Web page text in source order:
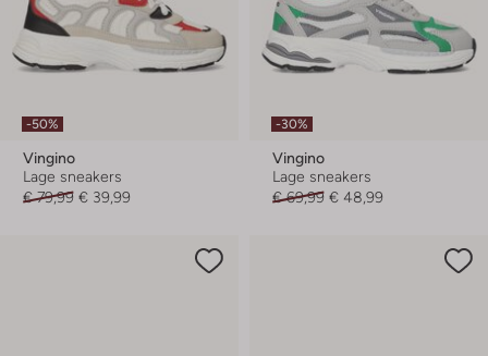
-50%
Vingino
Lage sneakers
€ 79,99 € 39,99
-30%
Vingino
Lage sneakers
€ 69,99 € 48,99